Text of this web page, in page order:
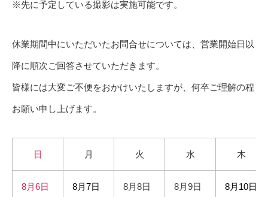
※先に予定している撮影は実施可能です。
休業期間中にいただいたお問合せについては、営業開始日以
降に順次ご回答させていただきます。
皆様には大変ご不便をおかけいたしますが、何卒ご理解の程
お願い申し上げます。
日 月 火 水 木
8月6日
8月7日
8月8日
8月9日
8月10日